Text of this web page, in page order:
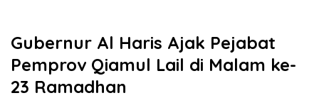
Gubernur Al Haris Ajak Pejabat
Pemprov Qiamul Lail di Malam ke-
23 Ramadhan